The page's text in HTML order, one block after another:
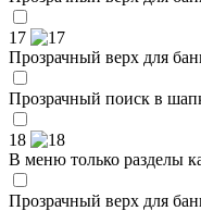
17
Прозрачный верх для
Прозрачный поиск в
18
В меню только разделы
Прозрачный верх для